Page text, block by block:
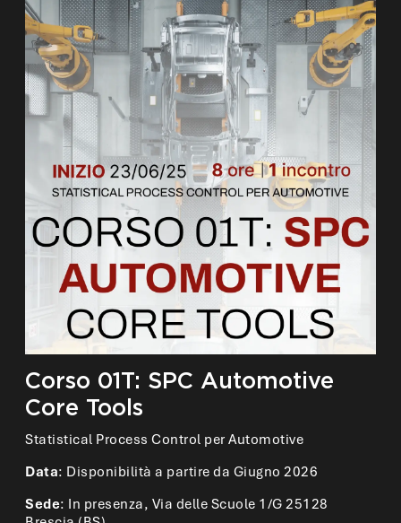
Corso 01T: SPC Automotive
Core Tools
Statistical Process Control per Automotive
Data: Disponibilità a partire da Giugno 2026
Sede: In presenza, Via delle Scuole 1/G 25128